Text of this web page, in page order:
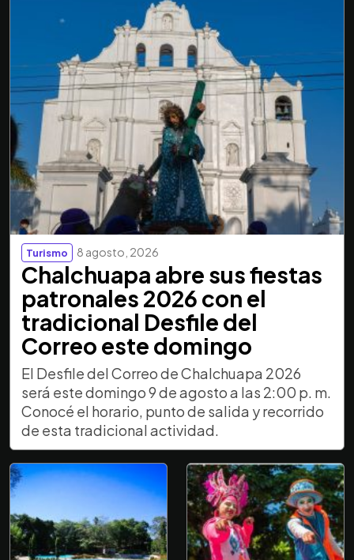
Turismo 8 agosto, 2026
Chalchuapa abre sus fiestas
patronales 2026 con el
tradicional Desfile del
Correo este domingo
El Desfile del Correo de Chalchuapa 2026
será este domingo 9 de agosto a las 2:00 p. m.
Conocé el horario, punto de salida y recorrido
de esta tradicional actividad.